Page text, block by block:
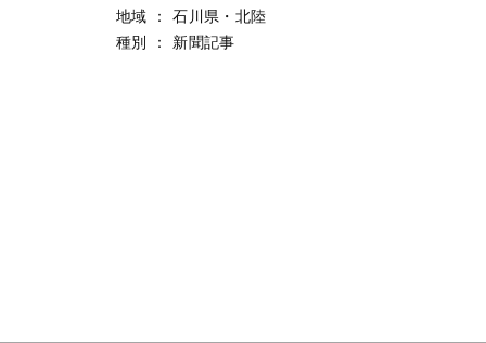
地域
：
石川県・北陸
種別
： 新聞記事